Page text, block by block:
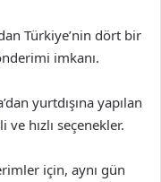
Türkiye’nin dört bir
imkanı.
yurtdışına yapılan
hızlı seçenekler.
için, aynı gün